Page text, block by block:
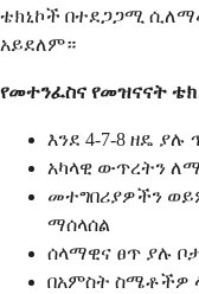
ቴክኒኮች በተደጋጋሚ
አይደለም።
የመተንፈስና የመዝናናት
እንደ 4-7-8 ዘዴ
አካላዊ ውጥረትን
መተግበሪያዎችን
ማሰላሰል
ሰላማዊና ፀጥ ያሉ
በአምስት ስሜቶችዎ